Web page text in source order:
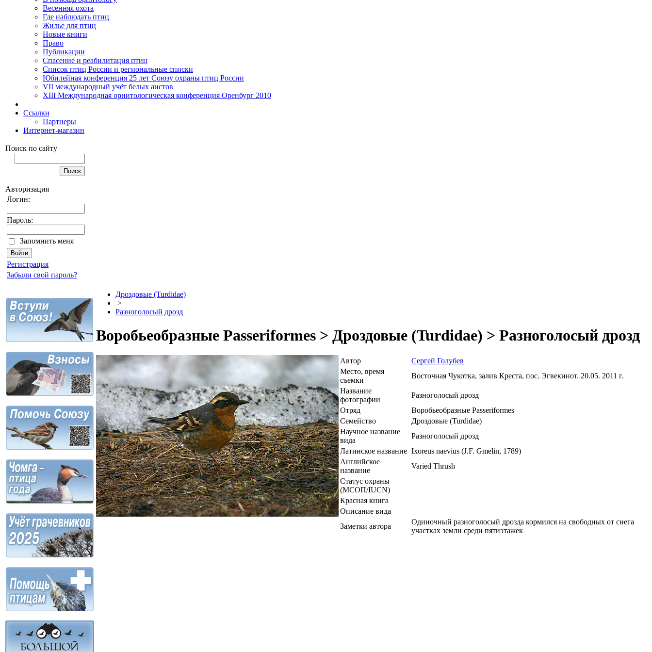
Весенняя охота
Где наблюдать птиц
Жилье для птиц
Новые книги
Право
Публикации
Спасение и реабилитация птиц
Список птиц России и региональные списки
Юбилейная конференция 25 лет Союзу охраны птиц России
VII международный учёт белых аистов
XIII Международная орнитологическая конференция Оренбург 2010
Ссылки
Партнеры
Интернет-магазин
Поиск по сайту
Авторизация
Логин:
Пароль:
Запомнить меня
Регистрация
Забыли свой пароль?
Дроздовые (Turdidae)
>
Разноголосый дрозд
Воробьеобразные Passeriformes > Дроздовые (Turdidae) > Разноголосый дрозд
Автор
Сергей Голубев
Место, время
съемки
Восточная Чукотка, залив Креста, пос. Эгвекинот. 20.05. 2011 г.
Название
фотографии
Разноголосый дрозд
Отряд
Воробьеобразные Passeriformes
Семейство
Дроздовые (Turdidae)
Научное название
вида
Разноголосый дрозд
Латинское название Ixoreus naevius (J.F. Gmelin, 1789)
Английское
название
Varied Thrush
Статус охраны
(МСОП/IUCN)
Красная книга
Описание вида
Заметки автора
Одиночный разноголосый дрозда кормился на свободных от снега
участках земли среди пятиэтажек